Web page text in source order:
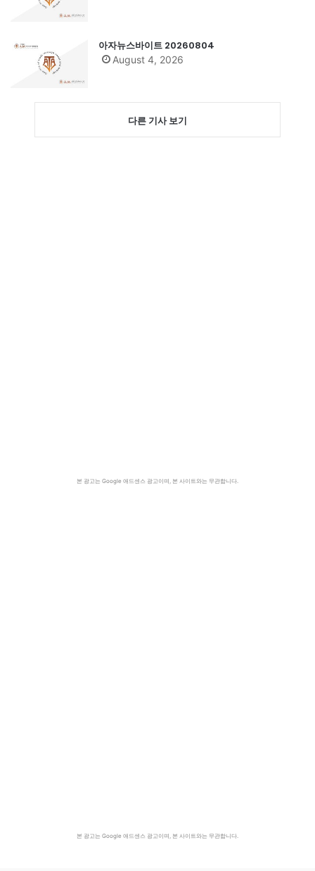
아자뉴스바이트 20260804
August 4, 2026
다른 기사 보기
본 광고는 Google 애드센스 광고이며, 본 사이트와는 무관합니다.
본 광고는 Google 애드센스 광고이며, 본 사이트와는 무관합니다.